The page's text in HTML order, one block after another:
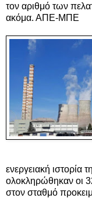
τον αριθμό των
ακόμα. ΑΠΕ-ΜΠΕ
ενεργειακή ιστορία
ολοκληρώθηκαν οι
στον σταθμό